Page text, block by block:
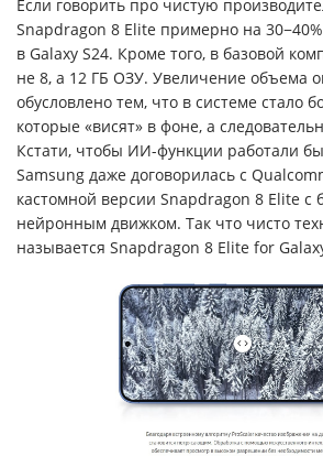
Если говорить про чистую
Snapdragon 8 Elite примерно на
в Galaxy S24. Кроме того, в базовой
не 8, а 12 ГБ ОЗУ. Увеличение объема
обусловлено тем, что в системе стало
которые «висят» в фоне, а
Кстати, чтобы ИИ-функции работали
Samsung даже договорилась с
кастомной версии Snapdragon 8 Elite
нейронным движком. Так что чисто
называется Snapdragon 8 Elite for